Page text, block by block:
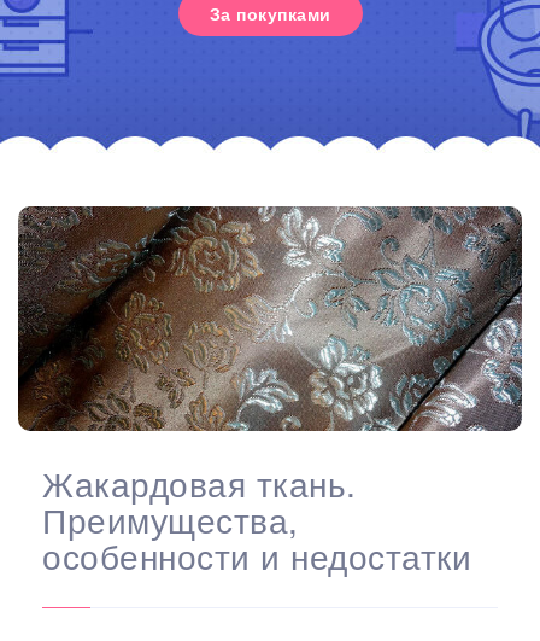
За покупками
Жакардовая ткань.
Преимущества,
особенности и недостатки